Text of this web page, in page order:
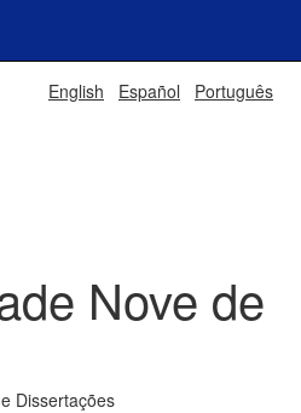
English Español Português
Nove de
Dissertações